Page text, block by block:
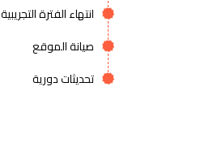
انتهاء الفترة التجريبية
صيانة الموقع
تحديثات دورية